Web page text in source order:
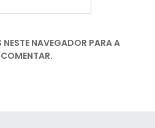
NAVEGADOR PARA A